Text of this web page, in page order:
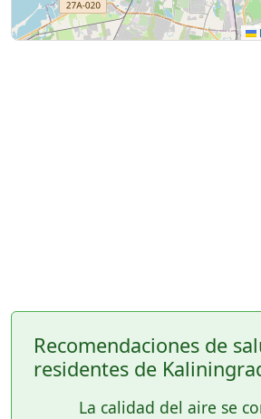
Recomendaciones de
residentes de
La calidad del aire se